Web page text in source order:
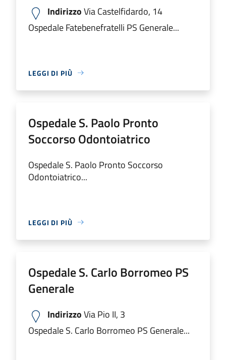
IndirizzoVia Castelfidardo, 14
Ospedale Fatebenefratelli PS Generale...
LEGGI DI PIÙ
Ospedale S. Paolo Pronto
Soccorso Odontoiatrico
Ospedale S. Paolo Pronto Soccorso
Odontoiatrico...
LEGGI DI PIÙ
Ospedale S. Carlo Borromeo PS
Generale
IndirizzoVia Pio II, 3
Ospedale S. Carlo Borromeo PS Generale...